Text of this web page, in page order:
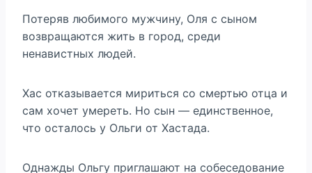
Потеряв любимого мужчину, Оля с сыном
возвращаются жить в город, среди
ненавистных людей.
Хас отказывается мириться со смертью отца и
сам хочет умереть. Но сын — единственное,
что осталось у Ольги от Хастада.
Однажды Ольгу приглашают на собеседование